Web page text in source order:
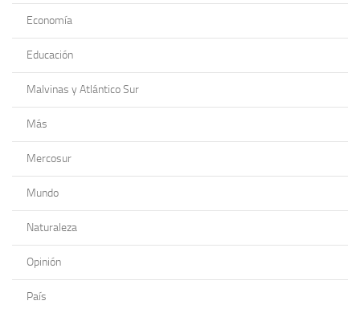
Economía
Educación
Malvinas y Atlántico Sur
Más
Mercosur
Mundo
Naturaleza
Opinión
País